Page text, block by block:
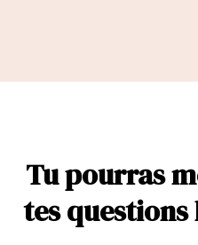
Tu pourras
tes